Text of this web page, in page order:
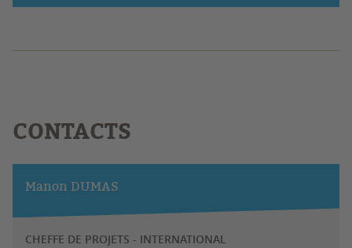
CONTACTS
Manon DUMAS
CHEFFE DE PROJETS - INTERNATIONAL